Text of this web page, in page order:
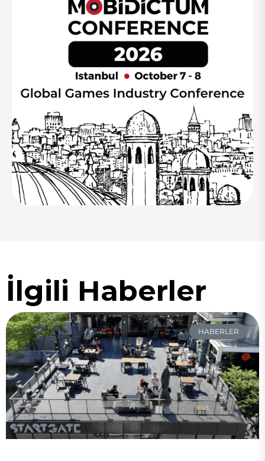
İlgili Haberler
HABERLER